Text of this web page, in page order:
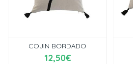
COJIN BORDADO
12,50€